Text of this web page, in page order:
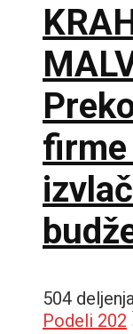
firme
504 deljenja
Podeli 202